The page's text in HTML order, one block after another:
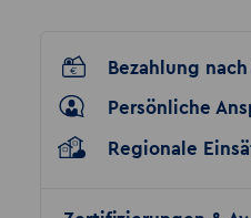
Bezahlung
Persönliche
Regionale